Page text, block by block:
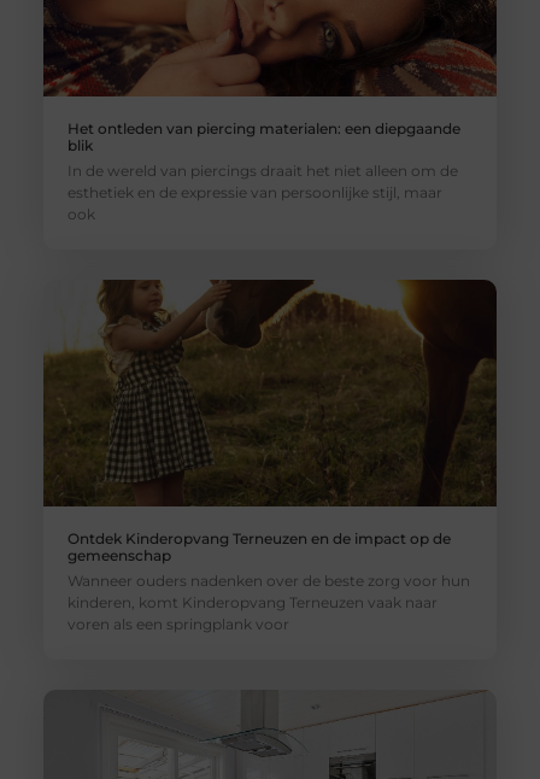
Het ontleden van piercing materialen: een diepgaande
blik
In de wereld van piercings draait het niet alleen om de
esthetiek en de expressie van persoonlijke stijl, maar
ook
Ontdek Kinderopvang Terneuzen en de impact op de
gemeenschap
Wanneer ouders nadenken over de beste zorg voor hun
kinderen, komt Kinderopvang Terneuzen vaak naar
voren als een springplank voor